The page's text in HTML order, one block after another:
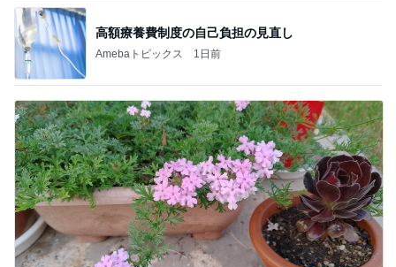
あと2カ月もつか不安な私の貯金
Amebaトピックス 1日前
記事を読む
次女を残し私だけ退院での大号泣